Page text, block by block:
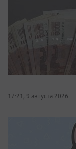
17:21, 9 августа 2026